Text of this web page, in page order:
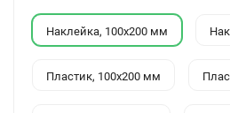
Наклейка, 100x200 мм
Пластик, 100x200 мм